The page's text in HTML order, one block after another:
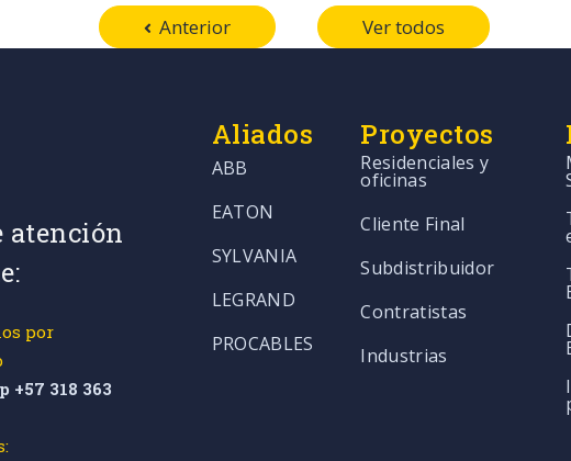
Anterior Ver todos
atención
por
+57 318 363
Aliados Proyectos
ABB
EATON
SYLVANIA
LEGRAND
PROCABLES
Residenciales y
oficinas
Cliente Final
Subdistribuidor
Contratistas
Industrias